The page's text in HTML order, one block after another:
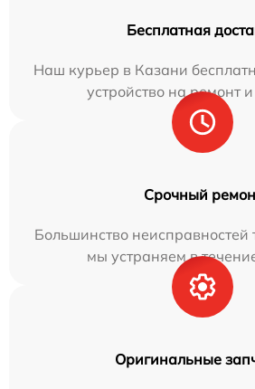
Бесплатная
Наш курьер в Казани
устройство на ремонт
Срочный
Большинство неисправностей
мы устраняем в
Оригинальные